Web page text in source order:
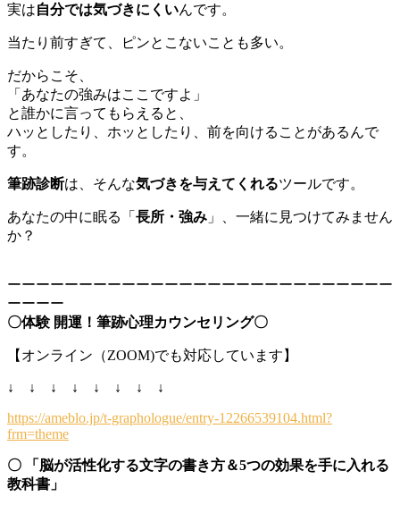
実は自分では気づきにくいんです。
当たり前すぎて、ピンとこないことも多い。
だからこそ、
「あなたの強みはここですよ」
と誰かに言ってもらえると、
ハッとしたり、ホッとしたり、前を向けることがあるんで
す。
筆跡診断は、そんな気づきを与えてくれるツールです。
あなたの中に眠る「 長所・強み 」、一緒に見つけてみません
か？
ーーーーーーーーーーーーーーーーーーーーーーーーーーー
ーーーー
〇体験 開運！筆跡心理カウンセリング〇
【オンライン（ZOOM)でも対応しています】
↓ ↓ ↓ ↓ ↓ ↓ ↓ ↓
https://ameblo.jp/t-graphologue/entry-12266539104.html?
frm=theme
〇
「脳が活性化する文字の書き方＆5つの効果を手に入れる
教科書」